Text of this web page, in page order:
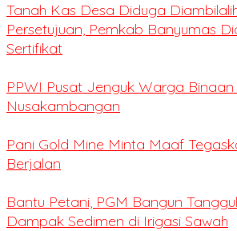
Tanah Kas Desa Diduga
Persetujuan, Pemkab Banyumas
Sertifikat
PPWI Pusat Jenguk Warga
Nusakambangan
Pani Gold Mine Minta Maaf
Berjalan
Bantu Petani, PGM Bangun
Dampak Sedimen di Irigasi Sawah